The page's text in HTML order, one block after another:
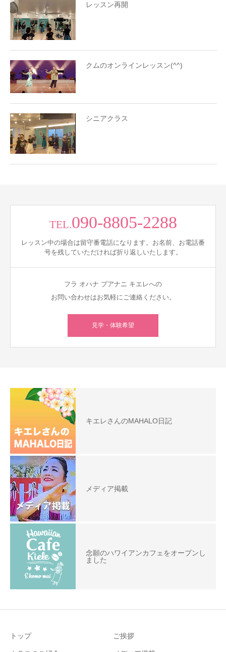
レッスン再開
クムのオンラインレッスン(^^)
シニアクラス
TEL.090-8805-2288
レッスン中の場合は留守番電話になります。お名前、お電話番
号を残していただければ折り返しいたします。
フラ オハナ プアナニ キエレへの
お問い合わせはお気軽にご連絡ください。
見学・体験希望
キエレさんのMAHALO日記
メディア掲載
念願のハワイアンカフェをオープンし
ました
トップ ご挨拶